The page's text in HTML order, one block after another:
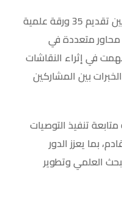
وقد شهد المؤتمر على مدى يومين تقديم 35 ورقة علمية
متعددة في
في إثراء النقاشات
بين المشاركين
تنفيذ التوصيات
بما يعزز الدور
العلمي وتطوير